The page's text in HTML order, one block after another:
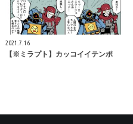
2021.7.16
【※ミラプト】カッコイイテンポ